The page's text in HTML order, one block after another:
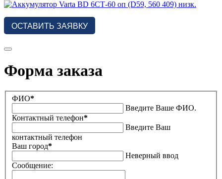
ОСТАВИТЬ ЗАЯВКУ
Форма заказа
ФИО*
Введите Ваше ФИО.
Контактный телефон*
Введите Ваш
контактный телефон
Ваш город*
Неверный ввод
Сообщение: